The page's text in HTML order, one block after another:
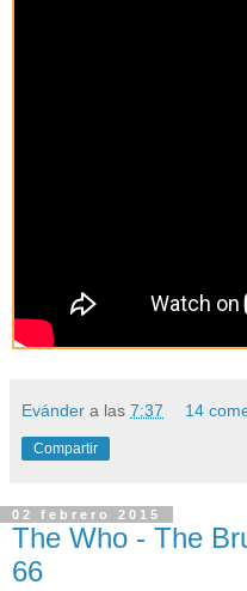
Evánder a las 7:37 14
Compartir
02 febrero 2015
The Who - The
66